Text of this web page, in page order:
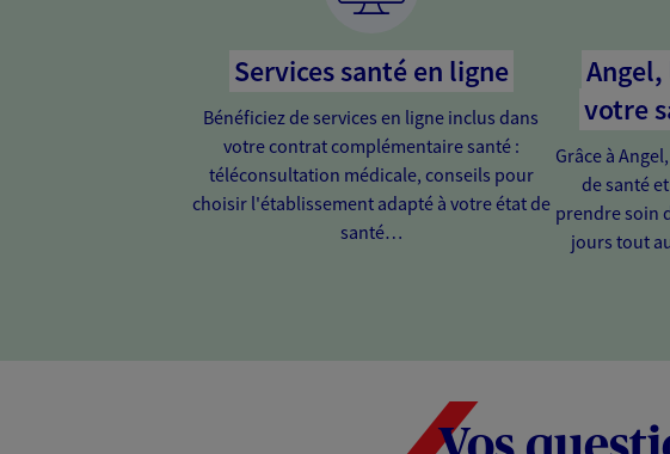
Services santé en ligne
Bénéficiez de services en ligne inclus dans
votre contrat complémentaire santé :
téléconsultation médicale, conseils pour
choisir l'établissement adapté à votre état de
santé…
votre
Grâce à
de santé
prendre soin
jours tout